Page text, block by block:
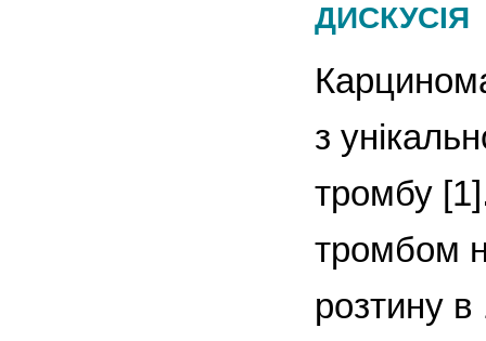
ДИСКУСІЯ
з
тромбу
тромбом
розтину